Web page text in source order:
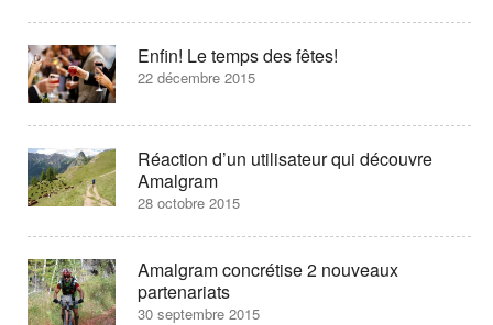
Enfin! Le temps des fêtes!
22 décembre 2015
Réaction d’un utilisateur qui découvre
Amalgram
28 octobre 2015
Amalgram concrétise 2 nouveaux
partenariats
30 septembre 2015